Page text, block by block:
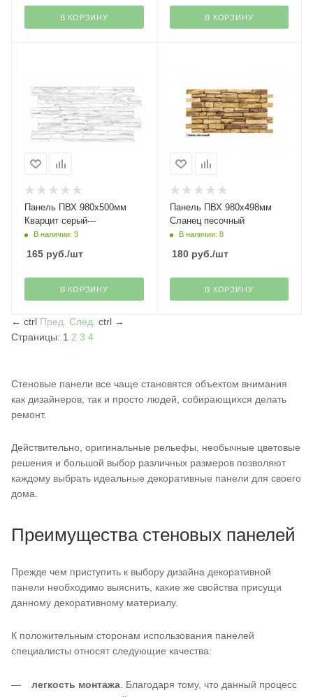
В КОРЗИНУ В КОРЗИНУ
Панель ПВХ 980х500мм
Кварцит серый---
В наличии: 3
165 руб./шт
В КОРЗИНУ
Панель ПВХ 980х498мм
Сланец песочный
В наличии: 8
180руб./шт
В КОРЗИНУ
← ctrl Пред. След. ctrl →
Страницы: 1 2 3 4
Стеновые панели все чаще становятся объектом внимания
как дизайнеров, так и просто людей, собирающихся делать
ремонт.
Действительно, оригинальные рельефы, необычные цветовые
решения и большой выбор различных размеров позволяют
каждому выбрать идеальные декоративные панели для своего
дома.
Преимущества стеновых панелей
Прежде чем приступить к выбору дизайна декоративной
панели необходимо выяснить, какие же свойства присущи
данному декоративному материалу.
К положительным сторонам использования панелей
специалисты относят следующие качества:
легкость монтажа . Благодаря тому, что данный процесс